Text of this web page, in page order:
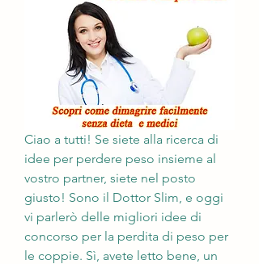
Ciao a tutti! Se siete alla ricerca di
idee per perdere peso insieme al
vostro partner, siete nel posto
giusto! Sono il Dottor Slim, e oggi
vi parlerò delle migliori idee di
concorso per la perdita di peso per
le coppie. Sì, avete letto bene, un